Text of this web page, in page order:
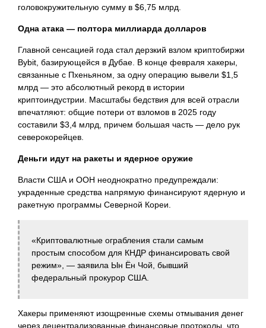
головокружительную сумму в $6,75 млрд.
Одна атака — полтора миллиарда долларов
Главной сенсацией года стал дерзкий взлом криптобиржи
Bybit, базирующейся в Дубае. В конце февраля хакеры,
связанные с Пхеньяном, за одну операцию вывели $1,5
млрд — это абсолютный рекорд в истории
криптоиндустрии. Масштабы бедствия для всей отрасли
впечатляют: общие потери от взломов в 2025 году
составили $3,4 млрд, причем большая часть — дело рук
северокорейцев.
Деньги идут на ракеты и ядерное оружие
Власти США и ООН неоднократно предупреждали:
украденные средства напрямую финансируют ядерную и
ракетную программы Северной Кореи.
«Криптовалютные ограбления стали самым
простым способом для КНДР финансировать свой
режим», — заявила Ын Ён Чой, бывший
федеральный прокурор США.
Хакеры применяют изощренные схемы отмывания денег
через децентрализованные финансовые протоколы, что